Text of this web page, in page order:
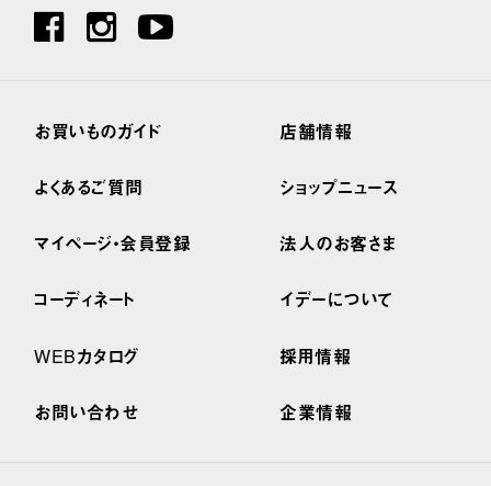
お買いものガイド
よくあるご質問
マイページ・会員登録
コーディネート
WEBカタログ
お問い合わせ
店舗情報
ショップニュース
法人のお客さま
イデーについて
採用情報
企業情報